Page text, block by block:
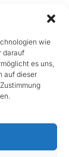
wie
darauf
es uns,
auf dieser